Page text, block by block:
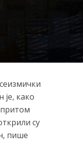
је, како
су
пише